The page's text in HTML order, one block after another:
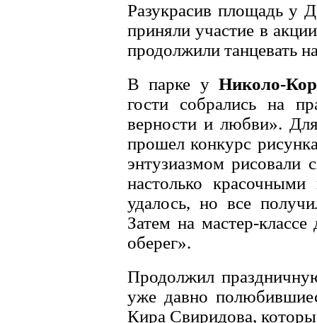
Разукрасив площадь у
приняли участие в
продолжили танцевать
В парке у Николо-
гости собрались на
верности и любви».
прошел конкурс
энтузиазмом рисовали
настолько
удалось, но все
Затем на мастер-
оберег».
Продолжил
уже давно
Кира Свиридова,